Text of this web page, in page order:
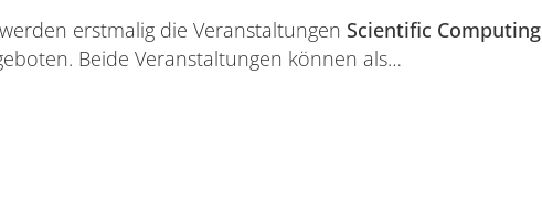
erstmalig die Veranstaltungen Scientific Computing
Beide Veranstaltungen können als…
Computing und Continuum Mechanics